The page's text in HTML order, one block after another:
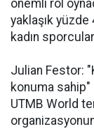
önemli rol
yaklaşık yüzde
kadın
Julian Festor:
konuma sahip"
UTMB World